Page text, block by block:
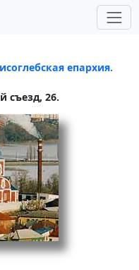
епархия.
съезд, 26.